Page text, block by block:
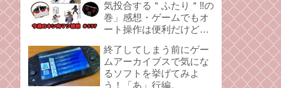
気投合する＂ふたり＂‼︎の
巻」感想・ゲームでもオ
ート操作は便利だけど、
ことあるよね。
終了してしまう前にゲー
ムアーカイブスで気にな
るソフトを挙げてみよ
う！「あ」行編。